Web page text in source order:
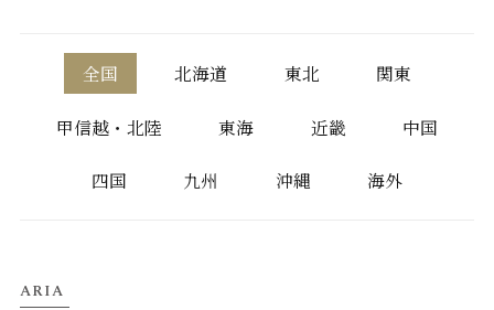
全国 北海道 東北 関東
甲信越・北陸 東海 近畿 中国
四国 九州 沖縄 海外
ARIA